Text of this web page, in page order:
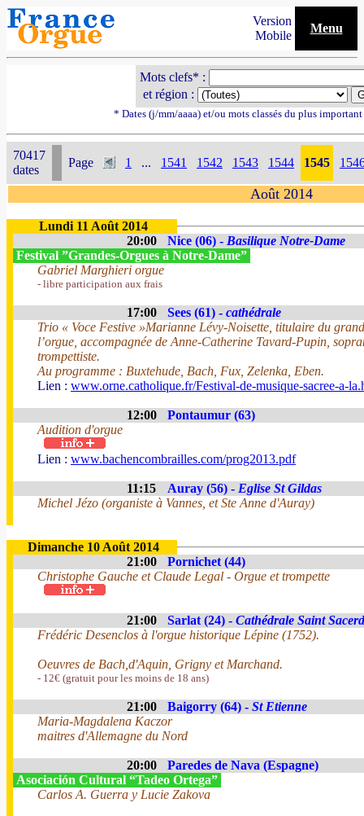
Version
Mobile
Menu
Mots clefs* :
et région :
* Dates (j/mm/aaaa) et/ou mots classés du plus
70417
dates
Page 1 ... 1541 1542 1543 1544 1545
Août 2014
Lundi 11 Août 2014
20:00
Nice (06) - Basilique Notre-Dame
Festival ”Grandes-Orgues à Notre-Dame”
Gabriel Marghieri orgue
- libre participation aux frais
17:00 Sees (61) - cathédrale
Trio « Voce Festive »Marianne Lévy-Noisette, titulaire du
l’orgue, accompagnée de Anne-Catherine Tavard-Pupin,
trompettiste.
Au programme : Buxtehude, Bach, Fux, Zelenka, Eben.
Lien : www.orne.catholique.fr/Festival-de-musique-sacree-a-
12:00
Pontaumur (63)
Audition d'orgue
Lien : www.bachencombrailles.com/prog2013.pdf
11:15 Auray (56) - Eglise St Gildas
Michel Jézo (organiste à Vannes, et Ste Anne d'Auray)
Dimanche 10 Août 2014
21:00
Pornichet (44)
Christophe Gauche et Claude Legal - Orgue et trompette
21:00 Sarlat (24) - Cathédrale Saint
Frédéric Desenclos à l'orgue historique Lépine (1752).
Oeuvres de Bach,d'Aquin, Grigny et Marchand.
- 12€ (gratuit pour les moins de 18 ans)
21:00 Baigorry (64) - St Etienne
Maria-Magdalena Kaczor
maitres d'Allemagne du Nord
20:00
Paredes de Nava (Espagne)
Asociación Cultural “Tadeo Ortega”
Carlos A. Guerra y Lucie Zakova